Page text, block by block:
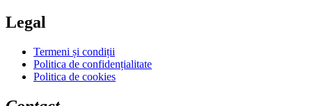
Legal
Termeni și condiții
Politica de confidențialitate
Politica de cookies